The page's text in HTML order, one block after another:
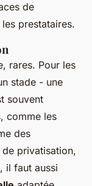
de
prestataires.
rares. Pour les
stade - une
souvent
comme les
des
privatisation,
il faut aussi